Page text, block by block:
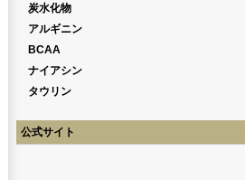
炭水化物
アルギニン
BCAA
ナイアシン
タウリン
公式サイト